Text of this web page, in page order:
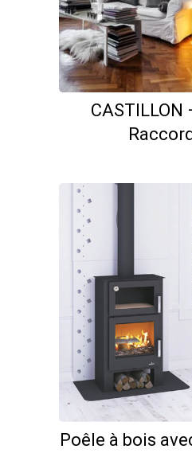
CASTILLON
Poêle à bois